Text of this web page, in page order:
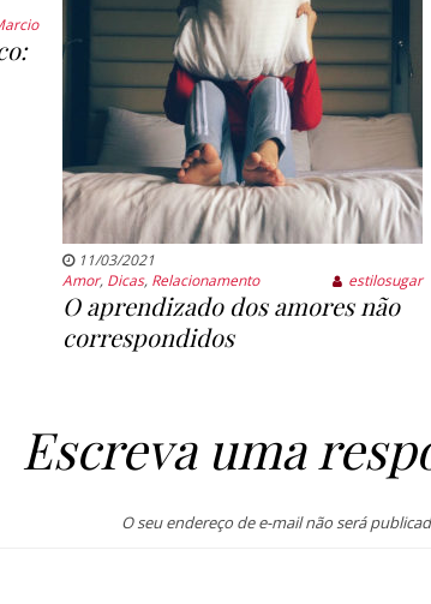
11/03/2021
Amor, Dicas, Relacionamento estilosugar
O aprendizado dos amores não
correspondidos
Escreva uma
O seu endereço de e-mail não será